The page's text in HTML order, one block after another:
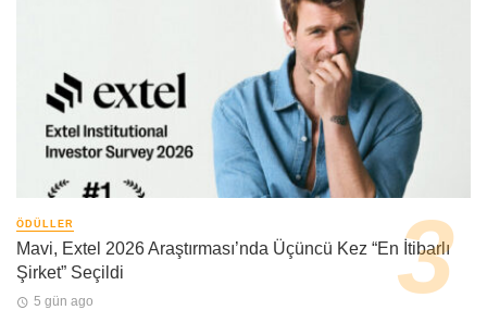
ÖDÜLLER
Mavi, Extel 2026 Araştırması’nda Üçüncü Kez “En İtibarlı
Şirket” Seçildi
5 gün ago